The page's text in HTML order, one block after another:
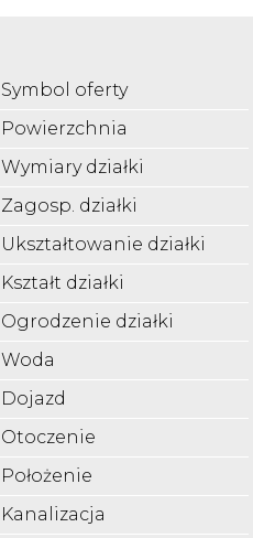
Symbol oferty
Powierzchnia
Wymiary działki
Zagosp. działki
Ukształtowanie działki
Kształt działki
Ogrodzenie działki
Woda
Dojazd
Otoczenie
Położenie
Kanalizacja